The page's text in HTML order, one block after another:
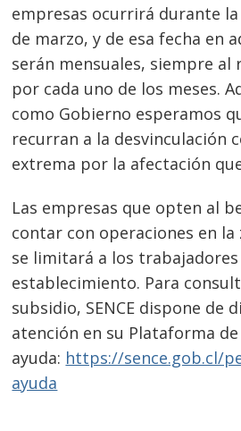
empresas ocurrirá durante
de marzo, y de esa fecha en
serán mensuales, siempre al
por cada uno de los meses.
como Gobierno esperamos
recurran a la desvinculación
extrema por la afectación
Las empresas que opten al
contar con operaciones en
se limitará a los
establecimiento. Para
subsidio, SENCE dispone de
atención en su Plataforma de
ayuda: https://sence.gob.cl/
ayuda